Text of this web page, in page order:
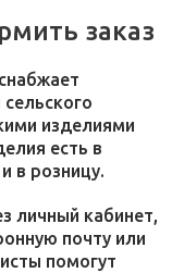
заказ
изделиями
есть в
в розницу.
личный кабинет,
почту или
помогут